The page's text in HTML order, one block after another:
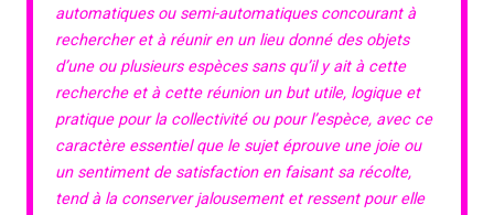
automatiques ou semi-automatiques concourant à
rechercher et à réunir en un lieu donné des objets
d’une ou plusieurs espèces sans qu’il y ait à cette
recherche et à cette réunion un but utile, logique et
pratique pour la collectivité ou pour l’espèce, avec ce
caractère essentiel que le sujet éprouve une joie ou
un sentiment de satisfaction en faisant sa récolte,
tend à la conserver jalousement et ressent pour elle